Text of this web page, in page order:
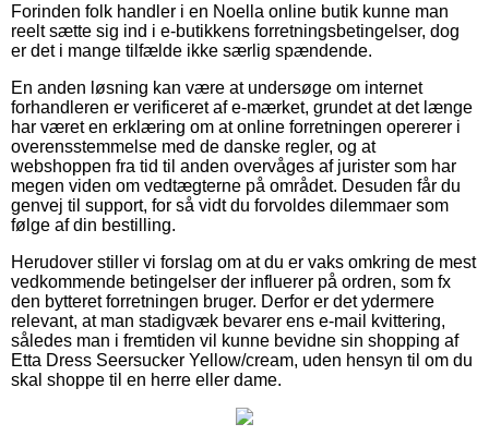
Forinden folk handler i en Noella online butik kunne man
reelt sætte sig ind i e-butikkens forretningsbetingelser, dog
er det i mange tilfælde ikke særlig spændende.
En anden løsning kan være at undersøge om internet
forhandleren er verificeret af e-mærket, grundet at det længe
har været en erklæring om at online forretningen opererer i
overensstemmelse med de danske regler, og at
webshoppen fra tid til anden overvåges af jurister som har
megen viden om vedtægterne på området. Desuden får du
genvej til support, for så vidt du forvoldes dilemmaer som
følge af din bestilling.
Herudover stiller vi forslag om at du er vaks omkring de mest
vedkommende betingelser der influerer på ordren, som fx
den bytteret forretningen bruger. Derfor er det ydermere
relevant, at man stadigvæk bevarer ens e-mail kvittering,
således man i fremtiden vil kunne bevidne sin shopping af
Etta Dress Seersucker Yellow/cream, uden hensyn til om du
skal shoppe til en herre eller dame.